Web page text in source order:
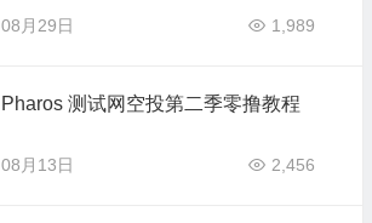
08月29日 1,989
Pharos 测试网空投第二季零撸教程
08月13日 2,456